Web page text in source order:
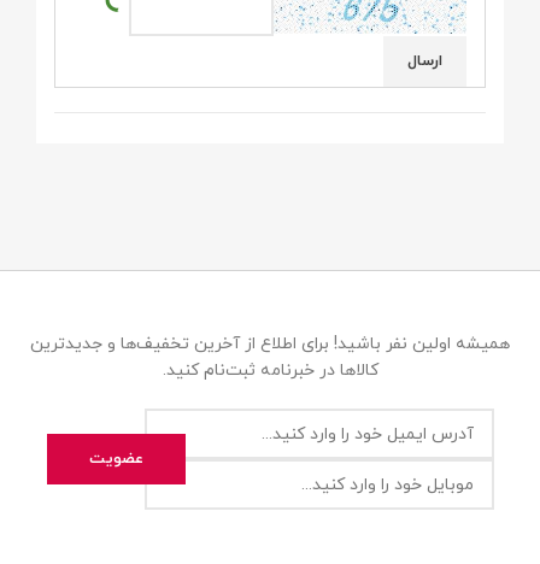
همیشه اولین نفر باشید! برای اطلاع از آخرین تخفیف‌ها و جدیدترین
کالاها در خبرنامه ثبت‌نام کنید.